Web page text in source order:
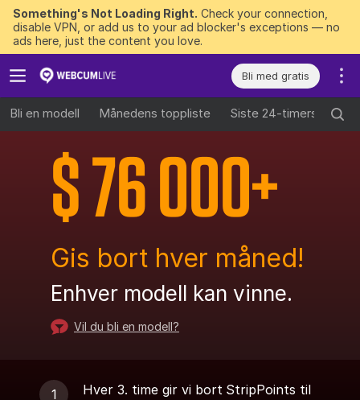
Something's Not Loading Right. Check your connection,
disable VPN, or add us to your ad blocker's exceptions — no
ads here, just the content you love.
Bli med gratis
Bli en modell Månedens toppliste Siste 24-timers
$ 76 000+
Gis bort hver måned!
Enhver modell kan vinne.
Vil du bli en modell?
Hver 3. time gir vi bort StripPoints til